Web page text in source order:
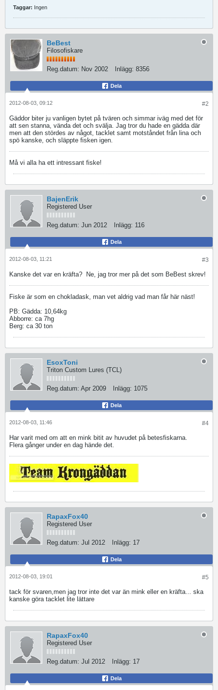
Taggar: Ingen
BeBest
Filosofiskare
Reg.datum: Nov 2002 Inlägg: 8356
Dela
#2
2012-08-03, 09:12
Gäddor biter ju vanligen bytet på tvären och simmar iväg med det för
att sen stanna, vända det och svälja. Jag tror du hade en gädda där
men att den stördes av något, tacklet samt motståndet från lina och
spö kanske, och släppte fisken igen.
Må vi alla ha ett intressant fiske!
BajenErik
Registered User
Reg.datum: Jun 2012 Inlägg: 116
Dela
#3
2012-08-03, 11:21
Kanske det var en kräfta? Ne, jag tror mer på det som BeBest skrev!
Fiske är som en chokladask, man vet aldrig vad man får här näst!
PB: Gädda: 10,64kg
Abborre: ca 7hg
Berg: ca 30 ton
EsoxToni
Triton Custom Lures (TCL)
Reg.datum: Apr 2009 Inlägg: 1075
Dela
#4
2012-08-03, 11:46
Har varit med om att en mink bitit av huvudet på betesfiskarna.
Flera gånger under en dag hände det.
RapaxFox40
Registered User
Reg.datum: Jul 2012 Inlägg: 17
Dela
#5
2012-08-03, 19:01
tack för svaren,men jag tror inte det var än mink eller en kräfta... ska
kanske göra tacklet lite lättare
RapaxFox40
Registered User
Reg.datum: Jul 2012 Inlägg: 17
Dela